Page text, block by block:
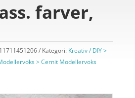
farver,
Kategori: Kreativ / DIY >
> Cernit Modellervoks